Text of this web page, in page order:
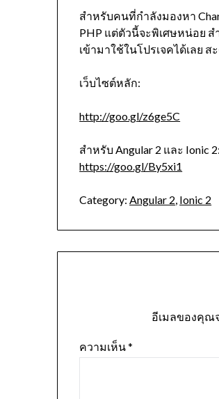
สำหรับคนที่กำลังมองหา
PHP แต่ตัวนี้จะพิเศษหน่อย ส
เข้ามาใช้ในโปรเจคได้เลย ส
เว็บไซต์หลัก:
http://goo.gl/z6ge5C
สำหรับ Angular 2 และ Ionic 2:
https://goo.gl/By5xi1
Category: Angular 2, Ionic 2
อีเมลของคุณ
ความเห็น*